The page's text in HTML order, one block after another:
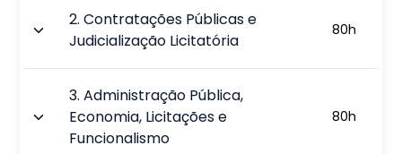
2.Contratações Públicas e
Judicialização Licitatória
80h
3.Administração Pública,
Economia, Licitações e
Funcionalismo
80h